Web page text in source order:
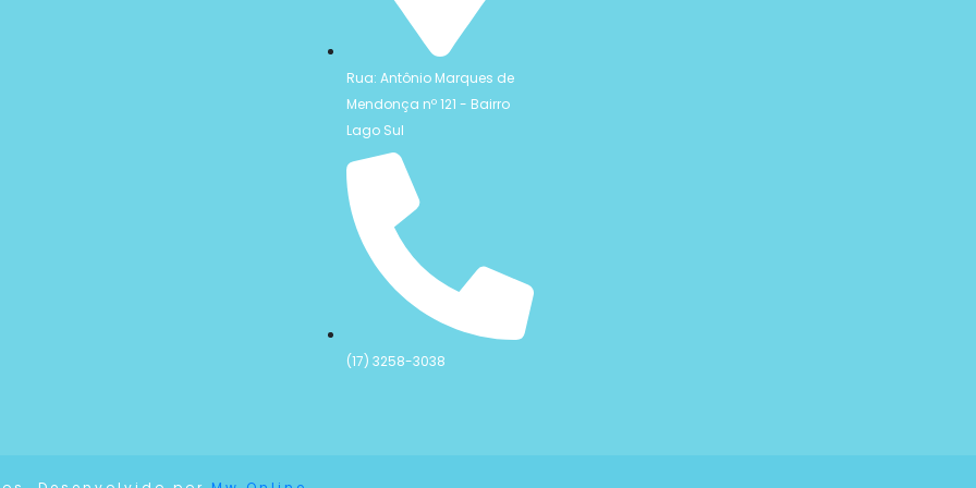
Rua: Antônio Marques de
Mendonça nº 121 - Bairro
Lago Sul
(17) 3258-3038